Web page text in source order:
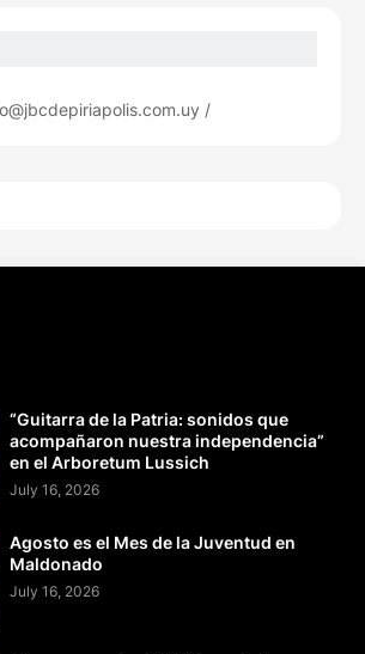
/
“Guitarra de la Patria: sonidos que
acompañaron nuestra independencia”
en el Arboretum Lussich
July 16, 2026
Agosto es el Mes de la Juventud en
Maldonado
July 16, 2026